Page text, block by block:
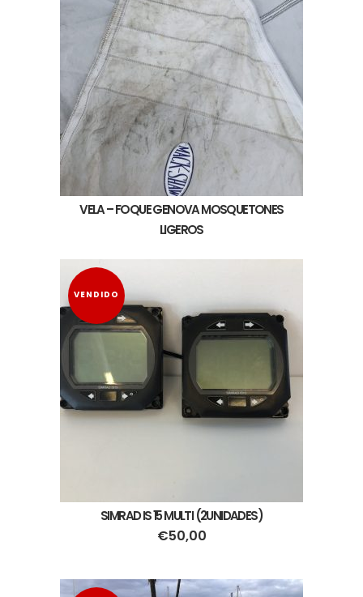
VELA – FOQUE GENOVA MOSQUETONES
LIGEROS
VENDIDO
SIMRAD IS 15 MULTI (2UNIDADES)
€50,00